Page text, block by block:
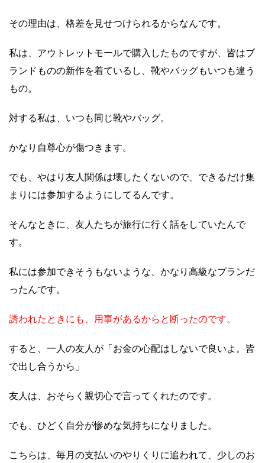
その理由は、格差を見せつけられるからなんです。
私は、アウトレットモールで購入したものですが、皆はブ
ランドものの新作を着ているし、靴やバッグもいつも違う
もの。
対する私は、いつも同じ靴やバッグ。
かなり自尊心が傷つきます。
でも、やはり友人関係は壊したくないので、できるだけ集
まりには参加するようにしてるんです。
そんなときに、友人たちが旅行に行く話をしていたんで
す。
私には参加できそうもないような、かなり高級なプランだ
ったんです。
誘われたときにも、用事があるからと断ったのです。
すると、一人の友人が「お金の心配はしないで良いよ。皆
で出し合うから」
友人は、おそらく親切心で言ってくれたのです。
でも、ひどく自分が惨めな気持ちになりました。
こちらは、毎月の支払いのやりくりに追われて、少しのお